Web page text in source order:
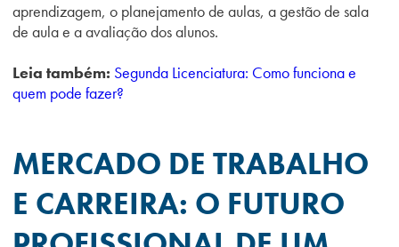
aprendizagem, o planejamento de aulas, a gestão de sala
de aula e a avaliação dos alunos.
Leia também: Segunda Licenciatura: Como funciona e
quem pode fazer?
MERCADO DE TRABALHO
E CARREIRA: O FUTURO